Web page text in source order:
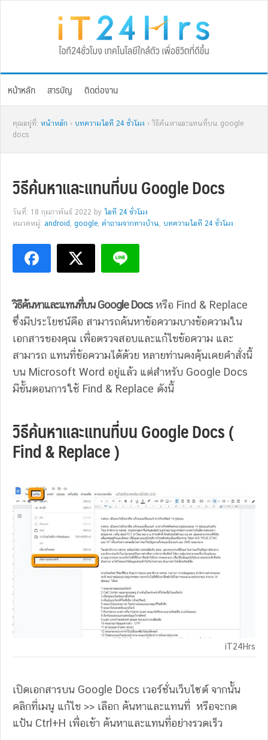
หน้าหลัก สารบัญ ติดต่องาน
คุณอยู่ที่: หน้าหลัก › บทความไอที 24 ชั่วโมง › วิธีค้นหาและแทนที่บน google
docs
วิธีค้นหาและแทนที่บน Google Docs
วันที่: 18 กุมภาพันธ์ 2022 by ไอที 24 ชั่วโมง
หมวดหมู่: android , google, คำถามจากทางบ้าน, บทความไอที 24 ชั่วโมง
วิธีค้นหาและแทนที่บน Google Docsหรือ Find & Replace
ซึ่งมีประโยชน์คือ สามารถค้นหาข้อความบางข้อความใน
เอกสารของคุณ เพื่อตรวจสอบและแก้ไขข้อความ และ
สามารถ แทนที่ข้อความได้ด้วย หลายท่านคงคุ้นเคยคำสั่งนี้
บน Microsoft Word อยู่แล้ว แต่สำหรับ Google Docs
มีขั้นตอนการใช้ Find & Replace ดังนี้
วิธีค้นหาและแทนที่บน Google Docs (
Find & Replace )
iT24Hrs
เปิดเอกสารบน Google Docs เวอร์ชั่นเว็บไซต์ จากนั้น
คลิกที่เมนู แก้ไข >> เลือก ค้นหาและแทนที่ หรือจะกด
แป้น Ctrl+H เพื่อเข้า ค้นหาและแทนที่อย่างรวดเร็ว